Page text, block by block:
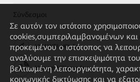
Σύνδεσμοι
HUAWEI eKit App
Huawei HiKnow App
Σε αυτόν τον ιστότοπο
cookies,συμπεριλαμβανομένων και
προκειμένου ο ιστότοπος να
αναλύουμε την επισκεψιμότητα
βελτιωμένη λειτουργικότητα,
κοινωνικής δικτύωσης και να